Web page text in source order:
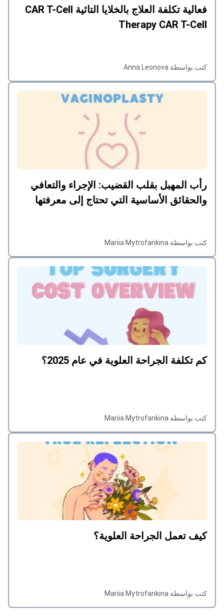
فعالية تكلفة العلاج بالخلايا التائية CAR T-Cell
Therapy CAR T-Cell
كتب بواسطة Anna Leonova
رأب المهبل بقلب القضيب: الإجراء والتعافي
والحقائق الأساسية التي تحتاج إلى معرفتها
كتب بواسطة Mariia Mytrofankina
كم تكلفة الجراحة العلوية في عام 2025؟
كتب بواسطة Mariia Mytrofankina
كيف تعمل الجراحة العلوية؟
كتب بواسطة Mariia Mytrofankina